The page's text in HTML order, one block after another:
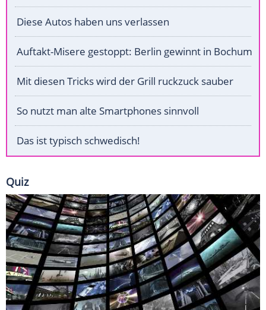
Diese Autos haben uns verlassen
Auftakt-Misere gestoppt: Berlin gewinnt in Bochum
Mit diesen Tricks wird der Grill ruckzuck sauber
So nutzt man alte Smartphones sinnvoll
Das ist typisch schwedisch!
Quiz